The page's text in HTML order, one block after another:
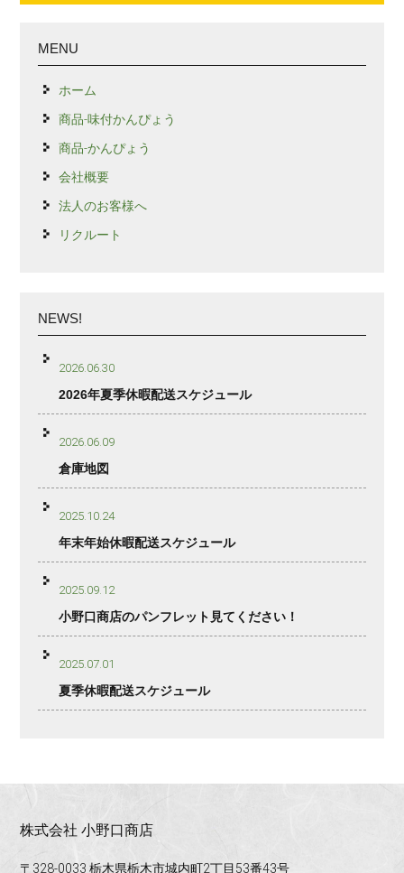
MENU
ホーム
商品-味付かんぴょう
商品-かんぴょう
会社概要
法人のお客様へ
リクルート
NEWS!
2026.06.30
2026年夏季休暇配送スケジュール
2026.06.09
倉庫地図
2025.10.24
年末年始休暇配送スケジュール
2025.09.12
小野口商店のパンフレット見てください！
2025.07.01
夏季休暇配送スケジュール
株式会社 小野口商店
〒328-0033 栃木県栃木市城内町2丁目53番43号